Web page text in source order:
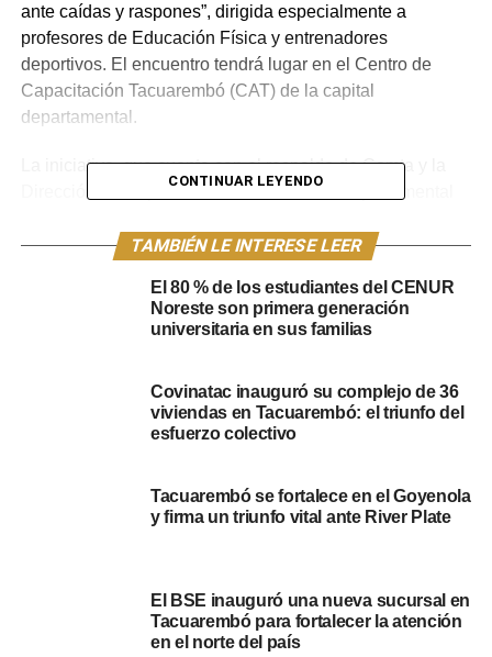
ante caídas y raspones”, dirigida especialmente a
profesores de Educación Física y entrenadores
deportivos. El encuentro tendrá lugar en el Centro de
Capacitación Tacuarembó (CAT) de la capital
departamental.
La iniciativa, que cuenta con el respaldo de Comta y la
Dirección de Deportes de la Intendencia Departamental
para el manejo inicial de lesiones comunes en la práctica
médico Maximiliano Romero, quien compartirá su
experiencia y guiará a los asistentes a través de los
Según adelantó el doctor Romero, la charla abordará el
manejo inicial de diversas lesiones y heridas, tanto en el
domicilio, con el uso de un botiquín de primeros auxilios”,
explicó el profesional, resaltando la importancia de que
ante cualquier eventualidad.
CONTINUAR LEYENDO
TAMBIÉN LE INTERESE LEER
El 80 % de los estudiantes del CENUR
Noreste son primera generación
universitaria en sus familias
Covinatac inauguró su complejo de 36
viviendas en Tacuarembó: el triunfo del
esfuerzo colectivo
Tacuarembó se fortalece en el Goyenola
y firma un triunfo vital ante River Plate
El BSE inauguró una nueva sucursal en
Tacuarembó para fortalecer la atención
en el norte del país